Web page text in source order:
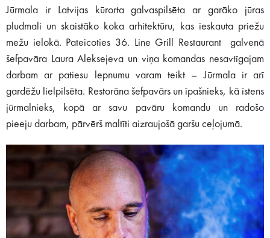
Jūrmala ir Latvijas kūrorta galvaspilsēta ar garāko jūras
pludmali un skaistāko koka arhitektūru, kas ieskauta priežu
mežu ielokā. Pateicoties 36. Line Grill Restaurant galvenā
šefpavāra Laura Aleksejeva un viņa komandas nesavtīgajam
darbam ar patiesu lepnumu varam teikt – Jūrmala ir arī
gardēžu lielpilsēta. Restorāna šefpavārs un īpašnieks, kā īstens
jūrmalnieks, kopā ar savu pavāru komandu un radošo
pieeju darbam, pārvērš maltīti aizraujošā garšu ceļojumā.